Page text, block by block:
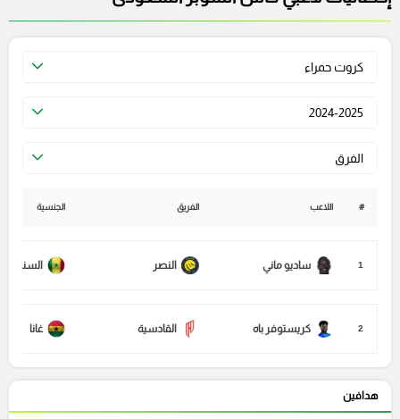
كروت حمراء
2024-2025
الفرق
# اللاعب الفريق الجنسية
1 ساديو ماني النصر السنغال
2 كريستوفر باه القادسية غانا
هدافين